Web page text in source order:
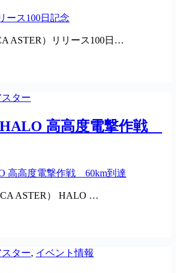
ASTER）リリース100日…
ター
HALO 高高度電撃作戦
ASTER） HALO …
ター, イベント情報